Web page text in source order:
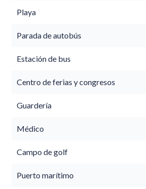
Playa
Parada de autobús
Estación de bus
Centro de ferias y congresos
Guardería
Médico
Campo de golf
Puerto marítimo